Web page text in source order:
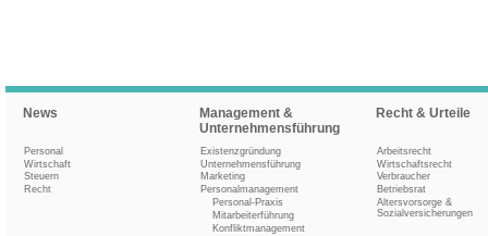
News
Personal
Wirtschaft
Steuern
Recht
Management &
Unternehmensführung
Existenzgründung
Unternehmensführung
Marketing
Personalmanagement
Personal-Praxis
Mitarbeiterführung
Konfliktmanagement
Recht & Urteile
Arbeitsrecht
Wirtschaftsrecht
Verbraucher
Betriebsrat
Altersvorsorge &
Sozialversicherungen